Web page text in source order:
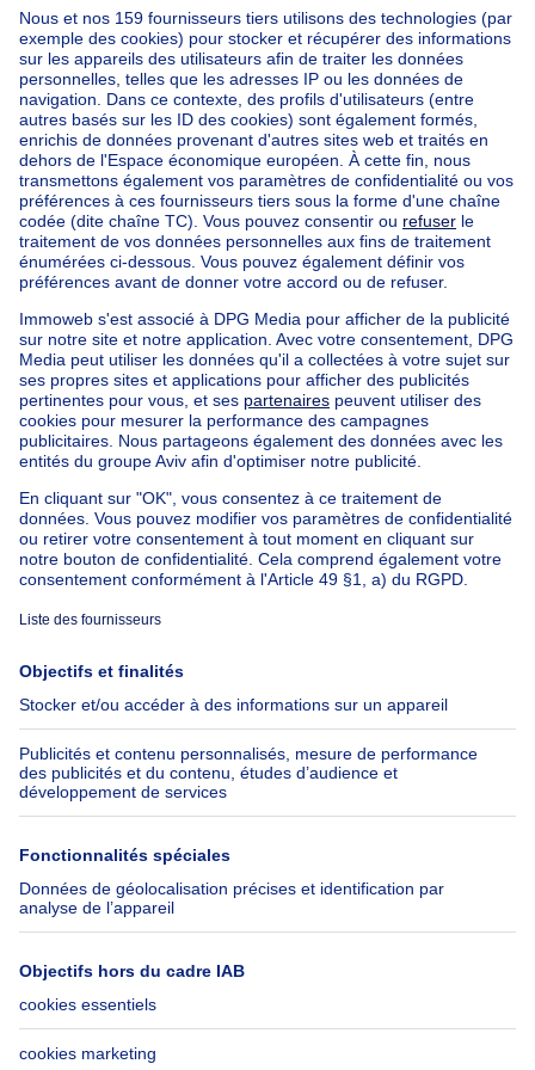
Accueil
Agences immobilières
Agences immobilières à Ixelles
Vaneau Lecobel Bruxelles Sud
Nos maisons hors de la Belgique
Maison à vendre France
Maison à vendre Espagne
Maison à vendre Italie
Maison à vendre Luxembourg
Maison à vendre Pays-bas
Nos biens pas chèrsMaison à vendre pas cher
Appartements à louer pas cher
Nos biens à louer avec chambres
Appartement à vendre avec 3 chambres
Maison à vendre avec 3 chambres
Appartement à louer avec 3 chambres
Maison à louer avec 3 chambres
Appartement à louer avec 3 chambres Bruxelles-ville
Immoweb
Presse
Emplois
Groupe Axel Springer
SeLoger.com
Immowelt.de
Belfius
Assurances
Check-list déménagement
Aide
FAQ
Accessibilité
Contactez-nous
Suivez-nous
LinkedIn